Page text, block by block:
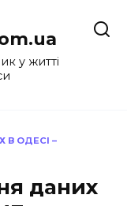
у житті
В ОДЕСІ –
даних